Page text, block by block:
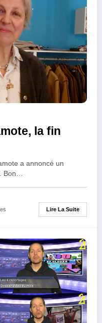
la fin
a annoncé un
Bon…
Lire La Suite